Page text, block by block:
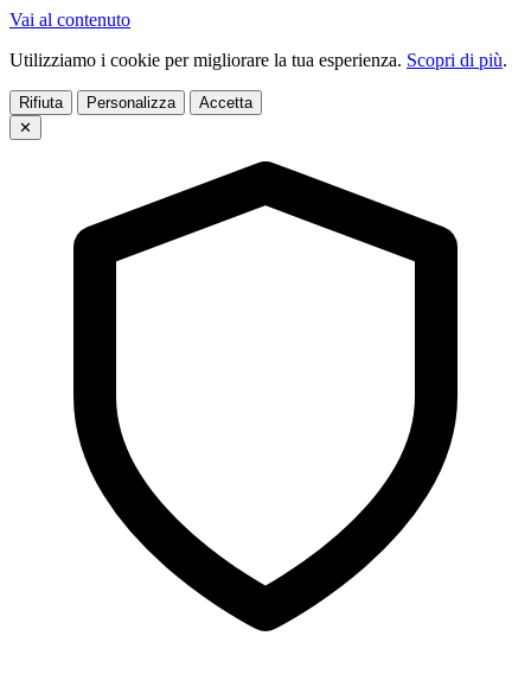
Vai al contenuto
Utilizziamo i cookie per migliorare la tua esperienza. Scopri di più.
Rifiuta Personalizza
Accetta
✕